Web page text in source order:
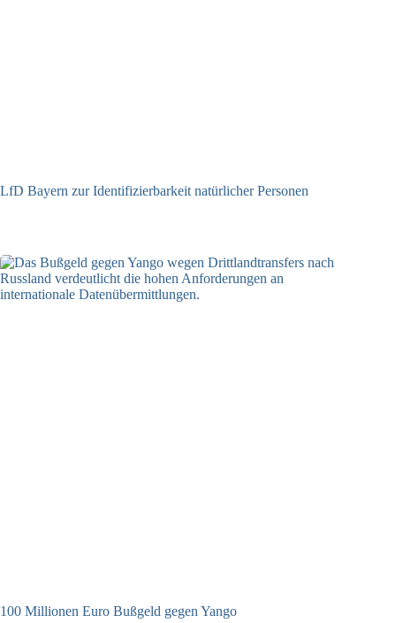
LfD Bayern zur Identifizierbarkeit natürlicher Personen
100 Millionen Euro Bußgeld gegen Yango